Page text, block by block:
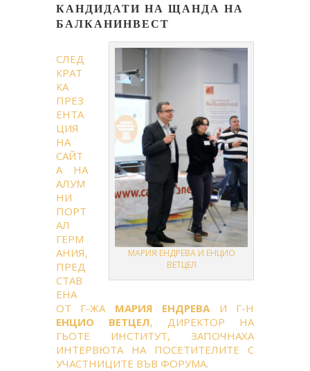
КАНДИДАТИ НА ЩАНДА НА
БАЛКАНИНВЕСТ
МАРИЯ ЕНДРЕВА И ЕНЦИО
ВЕТЦЕЛ
СЛЕД
КРАТ
КА
ПРЕЗ
ЕНТА
ЦИЯ
НА
САЙТ
А НА
АЛУМ
НИ
ПОРТ
АЛ
ГЕРМ
АНИЯ,
ПРЕД
СТАВ
ЕНА
ОТ Г-ЖА МАРИЯ ЕНДРЕВА И Г-Н
ЕНЦИО ВЕТЦЕЛ, ДИРЕКТОР НА
ГЬОТЕ ИНСТИТУТ, ЗАПОЧНАХА
ИНТЕРВЮТА НА ПОСЕТИТЕЛИТЕ С
УЧАСТНИЦИТЕ ВЪВ ФОРУМА.